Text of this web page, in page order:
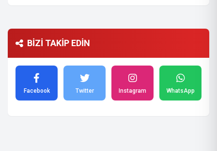
BİZİ TAKİP EDİN
Facebook Twitter Instagram WhatsApp